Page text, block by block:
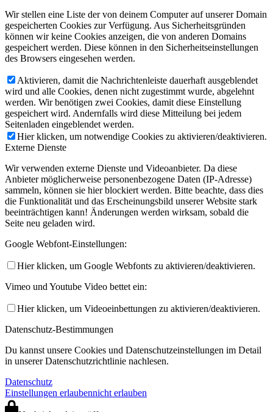
Wir stellen eine Liste der von deinem Computer auf unserer Domain
gespeicherten Cookies zur Verfügung. Aus Sicherheitsgründen
können wir keine Cookies anzeigen, die von anderen Domains
gespeichert werden. Diese können in den Sicherheitseinstellungen
des Browsers eingesehen werden.
Aktivieren, damit die Nachrichtenleiste dauerhaft ausgeblendet
wird und alle Cookies, denen nicht zugestimmt wurde, abgelehnt
werden. Wir benötigen zwei Cookies, damit diese Einstellung
gespeichert wird. Andernfalls wird diese Mitteilung bei jedem
Seitenladen eingeblendet werden.
Hier klicken, um notwendige Cookies zu aktivieren/deaktivieren.
Externe Dienste
Wir verwenden externe Dienste und Videoanbieter. Da diese
Anbieter möglicherweise personenbezogene Daten (IP-Adresse)
sammeln, können sie hier blockiert werden. Bitte beachte, dass dies
die Funktionalität und das Erscheinungsbild unserer Website stark
beeinträchtigen kann! Änderungen werden wirksam, sobald die
Seite neu geladen wird.
Google Webfont-Einstellungen:
Hier klicken, um Google Webfonts zu aktivieren/deaktivieren.
Vimeo und Youtube Video bettet ein:
Hier klicken, um Videoeinbettungen zu aktivieren/deaktivieren.
Datenschutz-Bestimmungen
Du kannst unsere Cookies und Datenschutzeinstellungen im Detail
in unserer Datenschutzrichtlinie nachlesen.
Datenschutz
Einstellungen erlaubennicht erlauben